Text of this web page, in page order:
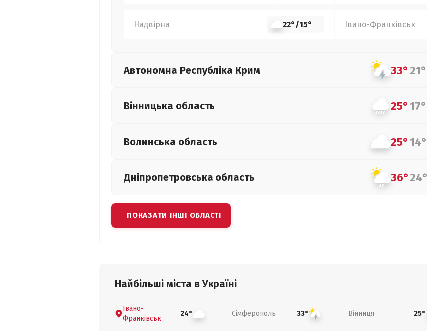
Надвірна 22°/15° Івано-Франківськ
Автономна Республіка Крим 33°21°
Вінницька область 25°17°
Волинська область 25°14°
Дніпропетровська область 36°24°
ПОКАЗАТИ ІНШІ ОБЛАСТІ
Найбільші міста в Україні
Івано-
Франківськ
24° Сімферополь 33° Вінниця 25°